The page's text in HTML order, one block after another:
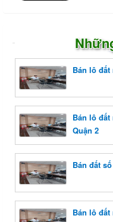
Bán lô
Bán lô đất
Quận 2
Bán đất
Bán lô